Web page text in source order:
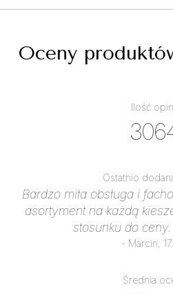
Oceny
Ilość
Ostatnio
Bardzo miła obsługa i
asortyment na każdą
stosunku do
- Marcin,
Średnia